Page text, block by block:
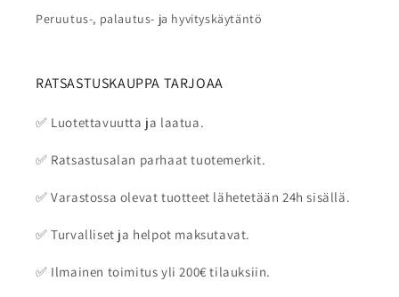
Peruutus-, palautus- ja hyvityskäytäntö
RATSASTUSKAUPPA TARJOAA
✅ Luotettavuutta ja laatua.
✅ Ratsastusalan parhaat tuotemerkit.
✅ Varastossa olevat tuotteet lähetetään 24h sisällä.
✅ Turvalliset ja helpot maksutavat.
✅ Ilmainen toimitus yli 200€ tilauksiin.